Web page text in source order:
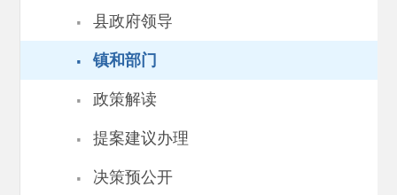
· 县政府领导
· 镇和部门
· 政策解读
· 提案建议办理
· 决策预公开